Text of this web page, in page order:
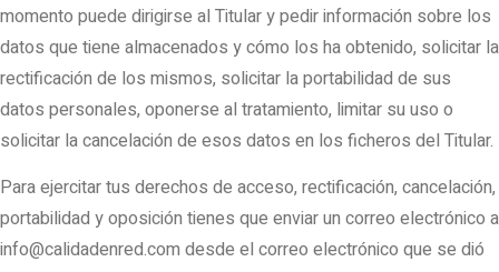
momento puede dirigirse al Titular y pedir información sobre los
datos que tiene almacenados y cómo los ha obtenido, solicitar la
rectificación de los mismos, solicitar la portabilidad de sus
datos personales, oponerse al tratamiento, limitar su uso o
solicitar la cancelación de esos datos en los ficheros del Titular.
Para ejercitar tus derechos de acceso, rectificación, cancelación,
portabilidad y oposición tienes que enviar un correo electrónico a
info@calidadenred.com desde el correo electrónico que se dió